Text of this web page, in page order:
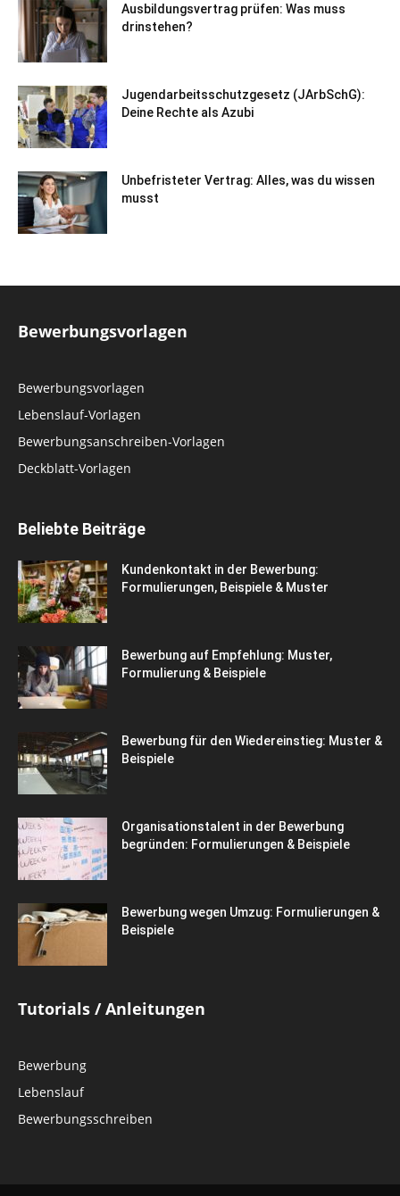
Ausbildungsvertrag prüfen: Was muss
drinstehen?
Jugendarbeitsschutzgesetz (JArbSchG):
Deine Rechte als Azubi
Unbefristeter Vertrag: Alles, was du wissen
musst
Bewerbungsvorlagen
Bewerbungsvorlagen
Lebenslauf-Vorlagen
Bewerbungsanschreiben-Vorlagen
Deckblatt-Vorlagen
Beliebte Beiträge
Kundenkontakt in der Bewerbung:
Formulierungen, Beispiele & Muster
Bewerbung auf Empfehlung: Muster,
Formulierung & Beispiele
Bewerbung für den Wiedereinstieg: Muster &
Beispiele
Organisationstalent in der Bewerbung
begründen: Formulierungen & Beispiele
Bewerbung wegen Umzug: Formulierungen &
Beispiele
Tutorials / Anleitungen
Bewerbung
Lebenslauf
Bewerbungsschreiben